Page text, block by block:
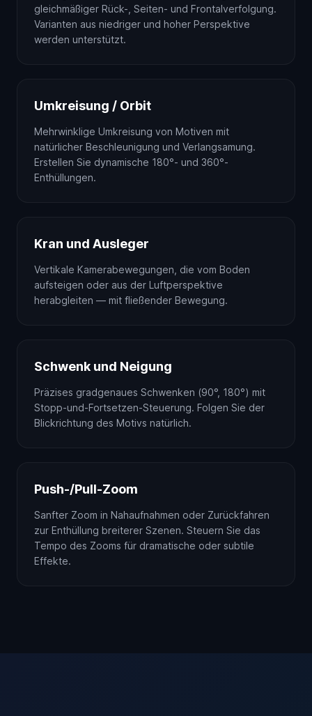
gleichmäßiger Rück-, Seiten- und Frontalverfolgung.
Varianten aus niedriger und hoher Perspektive
werden unterstützt.
Umkreisung / Orbit
Mehrwinklige Umkreisung von Motiven mit
natürlicher Beschleunigung und Verlangsamung.
Erstellen Sie dynamische 180°- und 360°-
Enthüllungen.
Kran und Ausleger
Vertikale Kamerabewegungen, die vom Boden
aufsteigen oder aus der Luftperspektive
herabgleiten — mit fließender Bewegung.
Schwenk und Neigung
Präzises gradgenaues Schwenken (90°, 180°) mit
Stopp-und-Fortsetzen-Steuerung. Folgen Sie der
Blickrichtung des Motivs natürlich.
Push-/Pull-Zoom
Sanfter Zoom in Nahaufnahmen oder Zurückfahren
zur Enthüllung breiterer Szenen. Steuern Sie das
Tempo des Zooms für dramatische oder subtile
Effekte.